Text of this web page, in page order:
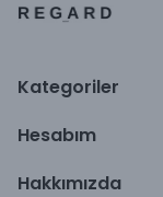
Kategoriler
Hesabım
Hakkımızda